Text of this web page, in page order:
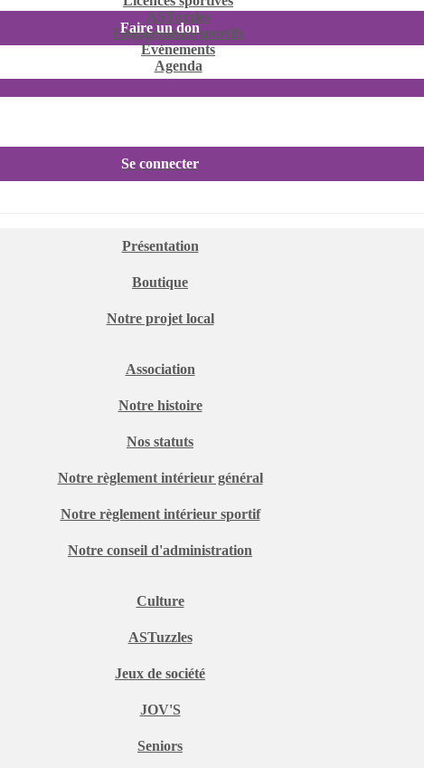
ASTuzzles
Engagements sportifs
Événements
Agenda
Faire un don
Se connecter
Présentation
Boutique
Notre projet local
Association
Notre histoire
Nos statuts
Notre règlement intérieur général
Notre règlement intérieur sportif
Notre conseil d'administration
Culture
ASTuzzles
Jeux de société
JOV'S
Seniors